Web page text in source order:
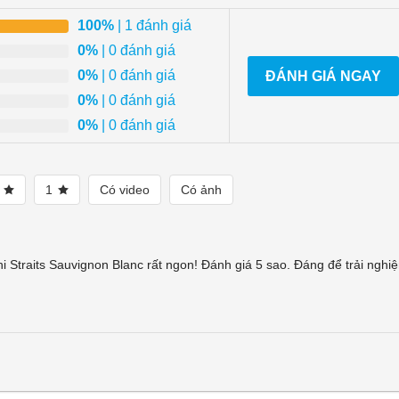
100% | 1 đánh giá
0% | 0 đánh giá
0% | 0 đánh giá
0% | 0 đánh giá
0% | 0 đánh giá
ĐÁNH GIÁ NGAY
1 Có video Có ảnh
Straits Sauvignon Blanc rất ngon! Đánh giá 5 sao. Đáng để trải